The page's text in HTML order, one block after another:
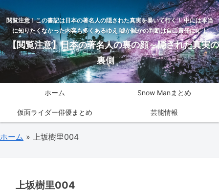
閲覧注意！この書記は日本の著名人の隠された真実を暴いて行く！ 中には本当
に知りたくなかった内容も多くあるゆえ 嘘か誠かの判断は自己責任にて！
【閲覧注意】日本の著名人の裏の顔～隠された真実の
裏側
ホーム Snow Manまとめ
仮面ライダー俳優まとめ 芸能情報
ホーム » 上坂樹里004
上坂樹里004